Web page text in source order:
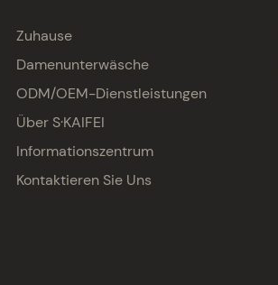
Zuhause
Damenunterwäsche
ODM/OEM-Dienstleistungen
Über S·KAIFEI
Informationszentrum
Kontaktieren Sie Uns